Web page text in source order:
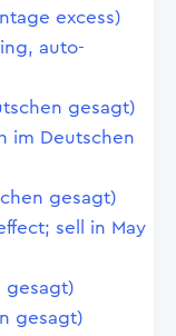
excess)
auto-
gesagt)
im Deutschen
gesagt)
sell in May
gesagt)
gesagt)